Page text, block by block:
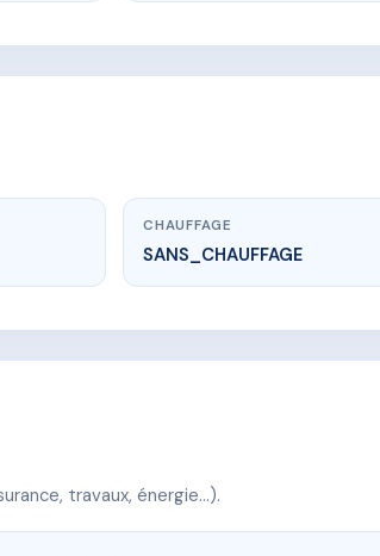
CHAUFFAGE
SANS_CHAUFFAGE
travaux, énergie…).